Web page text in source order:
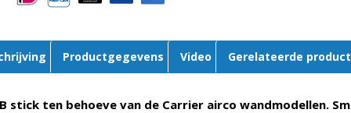
Productgegevens Video Gerelateerde
stick ten behoeve van de Carrier airco wandmodellen.